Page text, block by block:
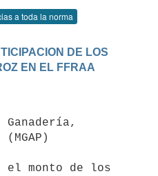
a toda la norma
DE LOS
EN EL FFRAA
el monto de los